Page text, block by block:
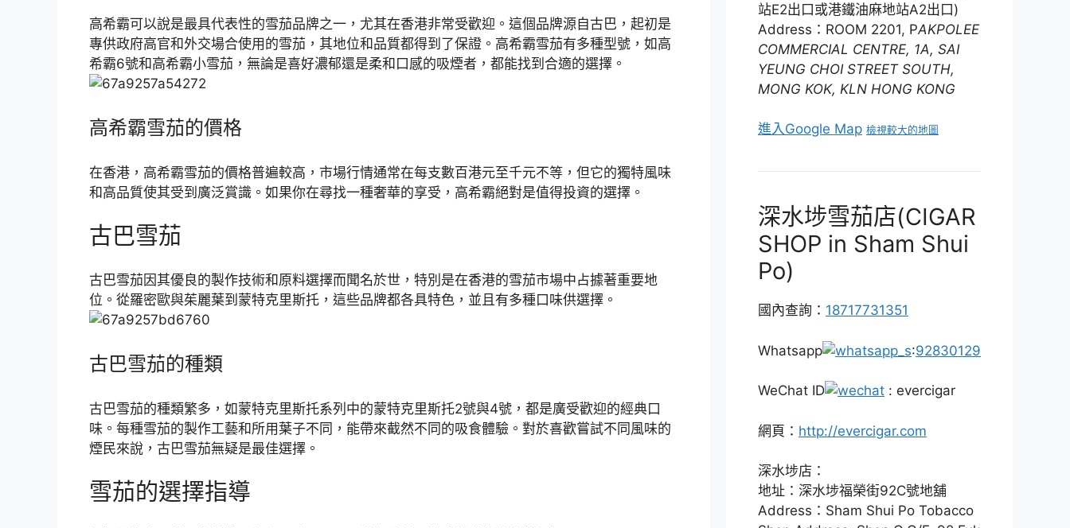
高希霸可以說是最具代表性的雪茄品牌之一，尤其在香港非常受歡迎。這個品牌源自古巴，起初是
專供政府高官和外交場合使用的雪茄，其地位和品質都得到了保證。高希霸雪茄有多種型號，如高
希霸6號和高希霸小雪茄，無論是喜好濃郁還是柔和口感的吸煙者，都能找到合適的選擇。
高希霸雪茄的價格
在香港，高希霸雪茄的價格普遍較高，市場行情通常在每支數百港元至千元不等，但它的獨特風味
和高品質使其受到廣泛賞識。如果你在尋找一種奢華的享受，高希霸絕對是值得投資的選擇。
古巴雪茄
古巴雪茄因其優良的製作技術和原料選擇而聞名於世，特別是在香港的雪茄市場中占據著重要地
位。從羅密歐與茱麗葉到蒙特克里斯托，這些品牌都各具特色，並且有多種口味供選擇。
古巴雪茄的種類
古巴雪茄的種類繁多，如蒙特克里斯托系列中的蒙特克里斯托2號與4號，都是廣受歡迎的經典口
味。每種雪茄的製作工藝和所用葉子不同，能帶來截然不同的吸食體驗。對於喜歡嘗試不同風味的
煙民來說，古巴雪茄無疑是最佳選擇。
雪茄的選擇指導
站E2出口或港鐵油麻地站A2出口)
Address：ROOM 2201, PAKPOLEE
COMMERCIAL CENTRE, 1A, SAI
YEUNG CHOI STREET SOUTH,
MONG KOK, KLN HONG KONG
進入Google Map 檢視較大的地圖
深水埗雪茄店(CIGAR
SHOP in Sham Shui
Po)
國內查詢： 18717731351
Whatsapp :92830129
WeChat ID : evercigar
網頁： http://evercigar.com
深水埗店：
地址：深水埗福榮街92C號地舖
Address：Sham Shui Po Tobacco